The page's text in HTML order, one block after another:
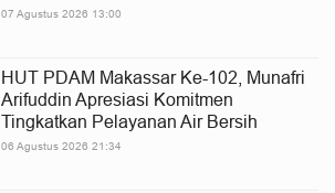
07 Agustus 2026 13:00
HUT PDAM Makassar Ke-102, Munafri
Arifuddin Apresiasi Komitmen
Tingkatkan Pelayanan Air Bersih
06 Agustus 2026 21:34